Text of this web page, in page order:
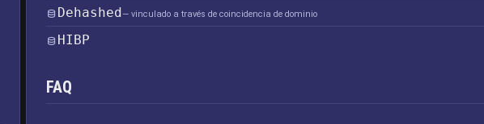
Dehashed— vinculado a través de coincidencia de dominio
HIBP
FAQ